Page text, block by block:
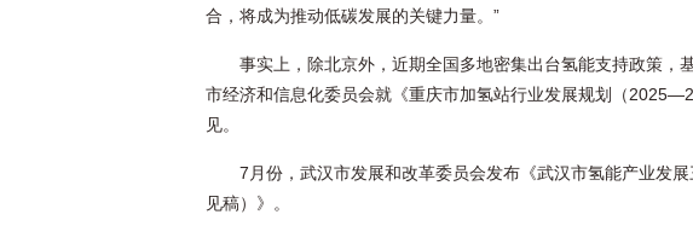
合，将成为推动低碳发展的关键力量。”
事实上，除北京外，近期全国多地密集出台氢能支持政策，
市经济和信息化委员会就《重庆市加氢站行业发展规划（
见。
7月份，武汉市发展和改革委员会发布《武汉市氢能产业发
见稿）》。